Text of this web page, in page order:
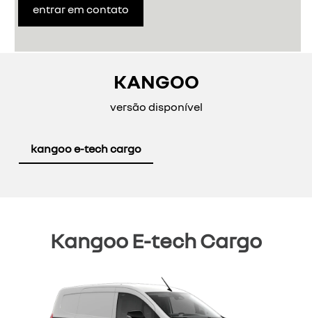
entrar em contato
KANGOO
versão disponível
kangoo e-tech cargo
Kangoo E-tech Cargo